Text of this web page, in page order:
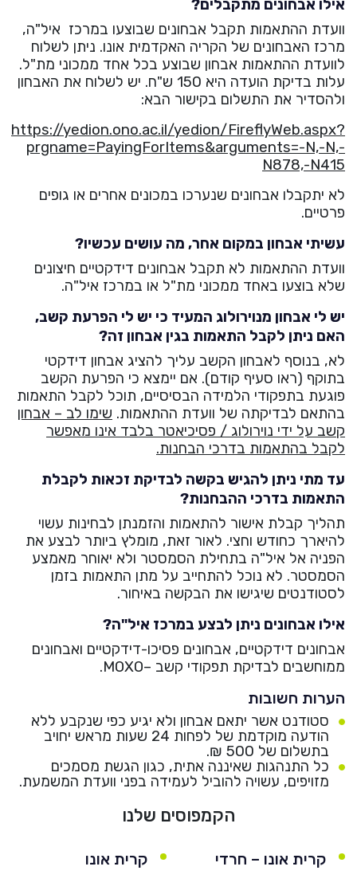
אילו אבחונים מתקבלים?
וועדת ההתאמות תקבל אבחונים שבוצעו במרכז איל"ה,
מרכז האבחונים של הקריה האקדמית אונו. ניתן לשלוח
לוועדת ההתאמות אבחון שבוצע בכל אחד ממכוני מת"ל.
עלות בדיקת הועדה היא 150 ש"ח. יש לשלוח את האבחון
ולהסדיר את התשלום בקישור הבא:
https://yedion.ono.ac.il/yedion/FireflyWeb.aspx?
prgname=PayingForItems&arguments=-N,-N,-
N878,-N415
לא יתקבלו אבחונים שנערכו במכונים אחרים או גופים
פרטיים.
עשיתי אבחון במקום אחר, מה עושים עכשיו?
וועדת ההתאמות לא תקבל אבחונים דידקטיים חיצונים
שלא בוצעו באחד ממכוני מת"ל או במרכז איל"ה.
יש לי אבחון מנוירולוג המעיד כי יש לי הפרעת קשב,
האם ניתן לקבל התאמות בגין אבחון זה?
לא, בנוסף לאבחון הקשב עליך להציג אבחון דידקטי
בתוקף (ראו סעיף קודם). אם יימצא כי הפרעת הקשב
פוגעת בתפקודי הלמידה הבסיסיים, תוכל לקבל התאמות
בהתאם לבדיקתה של וועדת ההתאמות. שימו לב – אבחון
קשב על ידי נוירולוג / פסיכיאטר בלבד אינו מאפשר
לקבל בהתאמות בדרכי הבחנות.
עד מתי ניתן להגיש בקשה לבדיקת זכאות לקבלת
התאמות בדרכי ההבחנות?
תהליך קבלת אישור להתאמות והזמנתן לבחינות עשוי
להיארך כחודש וחצי. לאור זאת, מומלץ ביותר לבצע את
הפניה אל איל"ה בתחילת הסמסטר ולא יאוחר מאמצע
הסמסטר. לא נוכל להתחייב על מתן התאמות בזמן
לסטודנטים שיגישו את הבקשה באיחור.
אילו אבחונים ניתן לבצע במרכז איל"ה?
אבחונים דידקטיים, אבחונים פסיכו-דידקטיים ואבחונים
ממוחשבים לבדיקת תפקודי קשב –MOXO.
הערות חשובות
סטודנט אשר יתאם אבחון ולא יגיע כפי שנקבע ללא
הודעה מוקדמת של לפחות 24 שעות מראש יחויב
בתשלום של 500 ₪.
כל התנהגות שאיננה אתית, כגון הגשת מסמכים
מזויפים, עשויה להוביל לעמידה בפני וועדת המשמעת.
הקמפוסים שלנו
קרית אונו – חרדי קרית אונו